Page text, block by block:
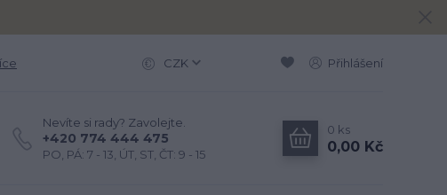
CZK Přihlášení
Nevíte si rady? Zavolejte.
+420 774 444 475
PO, PÁ: 7 - 13, ÚT, ST, ČT: 9 - 15
0 ks
0,00 Kč